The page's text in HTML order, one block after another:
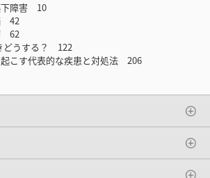
障害 10
42
62
どうする？ 122
こす代表的な疾患と対処法 206